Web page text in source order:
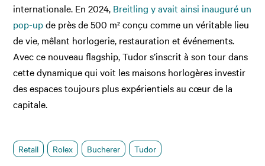
internationale. En 2024, Breitling y avait ainsi inauguré un
pop-upde près de 500 m² conçu comme un véritable lieu
de vie, mêlant horlogerie, restauration et événements.
Avec ce nouveau flagship, Tudor s’inscrit à son tour dans
cette dynamique qui voit les maisons horlogères investir
des espaces toujours plus expérientiels au cœur de la
capitale.
Retail Rolex Bucherer Tudor